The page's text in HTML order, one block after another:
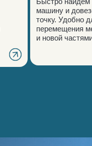
машину и
точку. Удобно
перемещения
и новой